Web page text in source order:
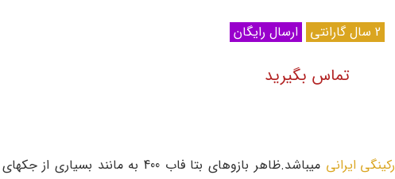
2 سال گارانتی ارسال رایگان
تماس بگیرید
ایرانی
میباشد.ظاهر بازوهای بتا فاب 400 به